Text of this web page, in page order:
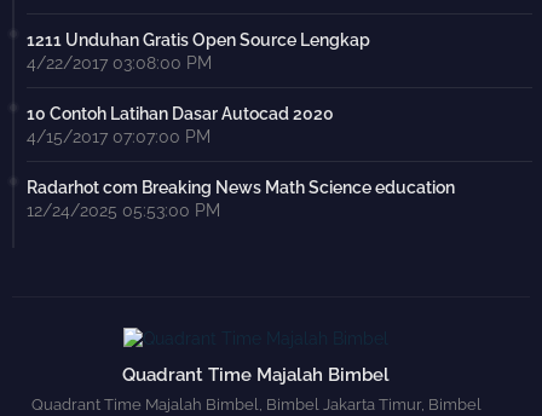
1211 Unduhan Gratis Open Source Lengkap
4/22/2017 03:08:00 PM
10 Contoh Latihan Dasar Autocad 2020
4/15/2017 07:07:00 PM
Radarhot com Breaking News Math Science education
12/24/2025 05:53:00 PM
Quadrant Time Majalah Bimbel
Quadrant Time Majalah Bimbel, Bimbel Jakarta Timur, Bimbel